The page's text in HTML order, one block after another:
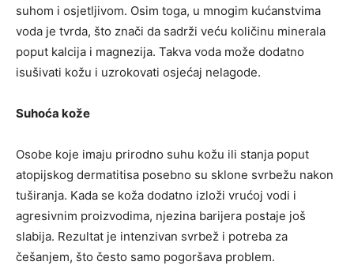
suhom i osjetljivom. Osim toga, u mnogim kućanstvima
voda je tvrda, što znači da sadrži veću količinu minerala
poput kalcija i magnezija. Takva voda može dodatno
isušivati kožu i uzrokovati osjećaj nelagode.
Suhoća kože
Osobe koje imaju prirodno suhu kožu ili stanja poput
atopijskog dermatitisa posebno su sklone svrbežu nakon
tuširanja. Kada se koža dodatno izloži vrućoj vodi i
agresivnim proizvodima, njezina barijera postaje još
slabija. Rezultat je intenzivan svrbež i potreba za
češanjem, što često samo pogoršava problem.